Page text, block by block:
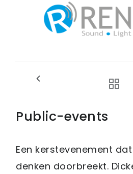
PRIVATE-EVENTS
Public-events
Een kerstevenement
denken doorbreekt.